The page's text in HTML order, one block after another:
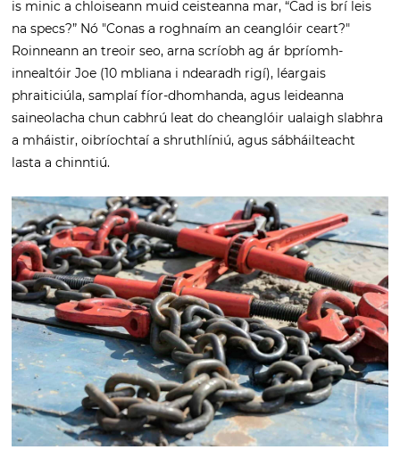
is minic a chloiseann muid ceisteanna mar, “Cad is brí leis
na specs?” Nó "Conas a roghnaím an ceanglóir ceart?"
Roinneann an treoir seo, arna scríobh ag ár bpríomh-
innealtóir Joe (10 mbliana i ndearadh rigí), léargais
phraiticiúla, samplaí fíor-dhomhanda, agus leideanna
saineolacha chun cabhrú leat do cheanglóir ualaigh slabhra
a mháistir, oibríochtaí a shruthlíniú, agus sábháilteacht
lasta a chinntiú.